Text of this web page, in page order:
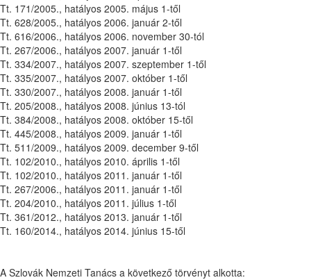
Tt. 171/2005., hatályos 2005. május 1-től
Tt. 628/2005., hatályos 2006. január 2-től
Tt. 616/2006., hatályos 2006. november 30-tól
Tt. 267/2006., hatályos 2007. január 1-től
Tt. 334/2007., hatályos 2007. szeptember 1-től
Tt. 335/2007., hatályos 2007. október 1-től
Tt. 330/2007., hatályos 2008. január 1-től
Tt. 205/2008., hatályos 2008. június 13-tól
Tt. 384/2008., hatályos 2008. október 15-től
Tt. 445/2008., hatályos 2009. január 1-től
Tt. 511/2009., hatályos 2009. december 9-től
Tt. 102/2010., hatályos 2010. április 1-től
Tt. 102/2010., hatályos 2011. január 1-től
Tt. 267/2006., hatályos 2011. január 1-től
Tt. 204/2010., hatályos 2011. július 1-től
Tt. 361/2012., hatályos 2013. január 1-től
Tt. 160/2014., hatályos 2014. június 15-től
A Szlovák Nemzeti Tanács a következő törvényt alkotta: